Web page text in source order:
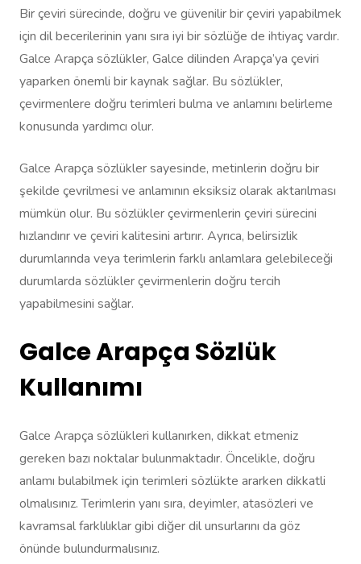
Bir çeviri sürecinde, doğru ve güvenilir bir çeviri yapabilmek
için dil becerilerinin yanı sıra iyi bir sözlüğe de ihtiyaç vardır.
Galce Arapça sözlükler, Galce dilinden Arapça’ya çeviri
yaparken önemli bir kaynak sağlar. Bu sözlükler,
çevirmenlere doğru terimleri bulma ve anlamını belirleme
konusunda yardımcı olur.
Galce Arapça sözlükler sayesinde, metinlerin doğru bir
şekilde çevrilmesi ve anlamının eksiksiz olarak aktarılması
mümkün olur. Bu sözlükler çevirmenlerin çeviri sürecini
hızlandırır ve çeviri kalitesini artırır. Ayrıca, belirsizlik
durumlarında veya terimlerin farklı anlamlara gelebileceği
durumlarda sözlükler çevirmenlerin doğru tercih
yapabilmesini sağlar.
Galce Arapça Sözlük
Kullanımı
Galce Arapça sözlükleri kullanırken, dikkat etmeniz
gereken bazı noktalar bulunmaktadır. Öncelikle, doğru
anlamı bulabilmek için terimleri sözlükte ararken dikkatli
olmalısınız. Terimlerin yanı sıra, deyimler, atasözleri ve
kavramsal farklılıklar gibi diğer dil unsurlarını da göz
önünde bulundurmalısınız.